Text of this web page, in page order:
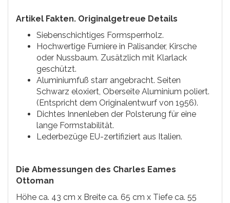
Artikel Fakten. Originalgetreue Details
Siebenschichtiges Formsperrholz.
Hochwertige Furniere in Palisander, Kirsche
oder Nussbaum. Zusätzlich mit Klarlack
geschützt.
Aluminiumfuß starr angebracht. Seiten
Schwarz eloxiert, Oberseite Aluminium poliert.
(Entspricht dem Originalentwurf von 1956).
Dichtes Innenleben der Polsterung für eine
lange Formstabilität.
Lederbezüge EU-zertifiziert aus Italien.
Die Abmessungen des Charles Eames
Ottoman
Höhe ca. 43 cm x Breite ca. 65 cm x Tiefe ca. 55